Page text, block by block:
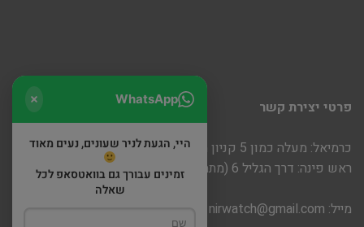
פרטי יצירת קשר
כרמיאל: מעלה כמון 5 קניון חוצות
ראש פינה: דרך הגליל 6 (מתחם שופינה)
מייל: nirwatch@gmail.com
WhatsApp
היי, הגעת לניר שעונים, נעים מאוד
זמינים עבורך גם בוואטסאפ לכל
שאלה